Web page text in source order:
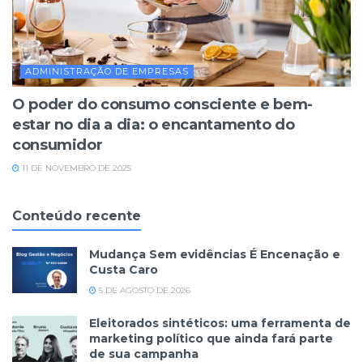
ADMINISTRAÇÃO DE EMPRESAS
O poder do consumo consciente e bem-
estar no dia a dia: o encantamento do
consumidor
11 DE NOVEMBRO DE 2025
Conteúdo recente
Mudança Sem evidências É Encenação e
Custa Caro
5 DE AGOSTO DE 2026
Eleitorados sintéticos: uma ferramenta de
marketing político que ainda fará parte
de sua campanha